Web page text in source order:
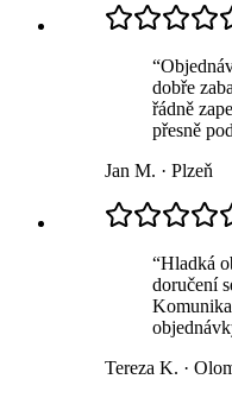
“
dobře
řádně
přesně
Jan M. · Plzeň
“Hladká
doručení
Tereza K. ·